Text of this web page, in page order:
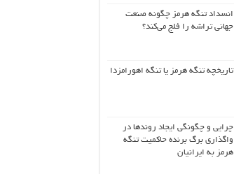
انسداد تنگه هرمز چگونه صنعت
جهانی تراشه را فلج می‌کند؟
تاریخچه تنگه هرمز یا تنگه اهورامزدا
چرایی و چگونگی ایجاد روندها در
واگذاری برگ برنده حاکمیت تنگه
هرمز به ایرانیان